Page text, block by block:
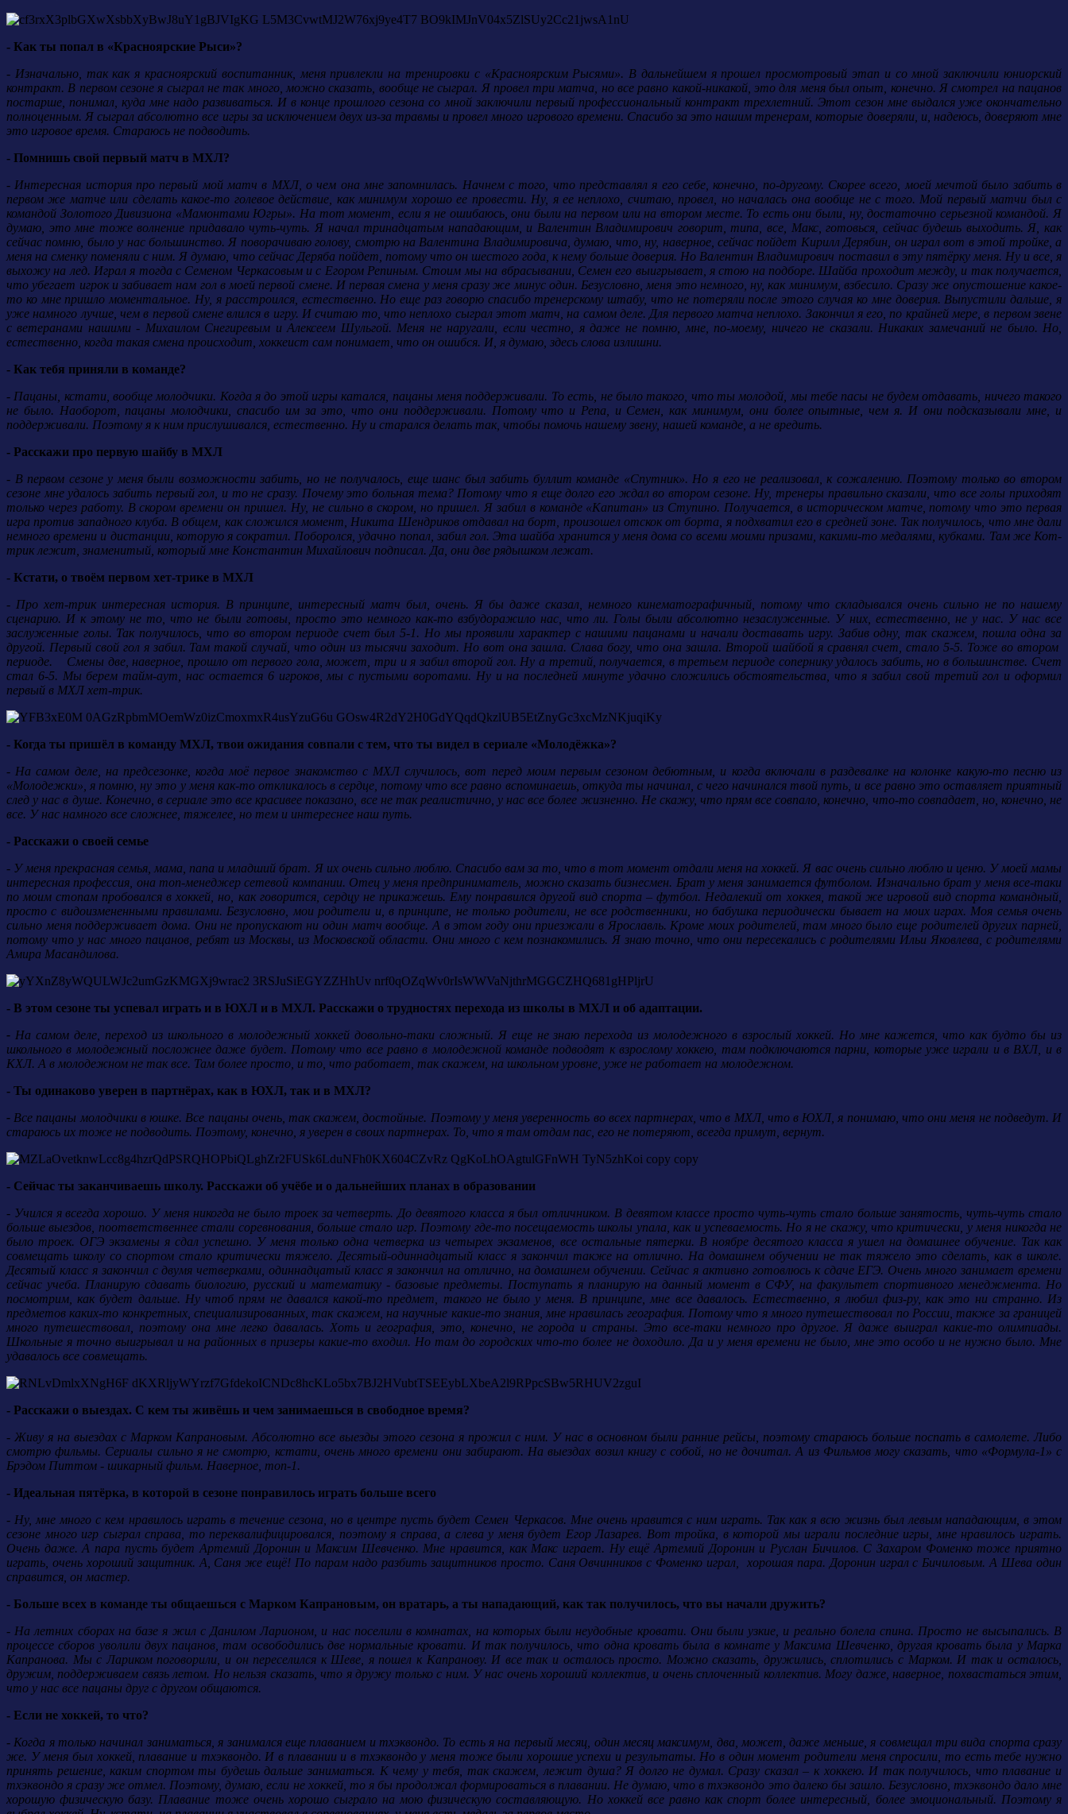
- Как ты попал в «Красноярские Рыси»?
- Изначально, так как я красноярский воспитанник, меня привлекли на тренировки с «Красноярским Рысями». В дальнейшем я прошел просмотровый этап и со мной заключили юниорский
контракт. В первом сезоне я сыграл не так много, можно сказать, вообще не сыграл. Я провел три матча, но все равно какой-никакой, это для меня был опыт, конечно. Я смотрел на пацанов
постарше, понимал, куда мне надо развиваться. И в конце прошлого сезона со мной заключили первый профессиональный контракт трехлетний. Этот сезон мне выдался уже окончательно
полноценным. Я сыграл абсолютно все игры за исключением двух из-за травмы и провел много игрового времени. Спасибо за это нашим тренерам, которые доверяли, и, надеюсь, доверяют мне
это игровое время. Стараюсь не подводить.
- Помнишь свой первый матч в МХЛ?
- Интересная история про первый мой матч в МХЛ, о чем она мне запомнилась. Начнем с того, что представлял я его себе, конечно, по-другому. Скорее всего, моей мечтой было забить в
первом же матче или сделать какое-то голевое действие, как минимум хорошо ее провести. Ну, я ее неплохо, считаю, провел, но началась она вообще не с того. Мой первый матчи был с
командой Золотого Дивизиона «Мамонтами Югры». На тот момент, если я не ошибаюсь, они были на первом или на втором месте. То есть они были, ну, достаточно серьезной командой. Я
думаю, это мне тоже волнение придавало чуть-чуть. Я начал тринадцатым нападающим, и Валентин Владимирович говорит, типа, все, Макс, готовься, сейчас будешь выходить. Я, как
сейчас помню, было у нас большинство. Я поворачиваю голову, смотрю на Валентина Владимировича, думаю, что, ну, наверное, сейчас пойдет Кирилл Дерябин, он играл вот в этой тройке, а
меня на сменку поменяли с ним. Я думаю, что сейчас Деряба пойдет, потому что он шестого года, к нему больше доверия. Но Валентин Владимирович поставил в эту пятёрку меня. Ну и все, я
выхожу на лед. Играл я тогда с Семеном Черкасовым и с Егором Репиным. Стоим мы на вбрасывании, Семен его выигрывает, я стою на подборе. Шайба проходит между, и так получается,
что убегает игрок и забивает нам гол в моей первой смене. И первая смена у меня сразу же минус один. Безусловно, меня это немного, ну, как минимум, взбесило. Сразу же опустошение какое-
то ко мне пришло моментальное. Ну, я расстроился, естественно. Но еще раз говорю спасибо тренерскому штабу, что не потеряли после этого случая ко мне доверия. Выпустили дальше, я
уже намного лучше, чем в первой смене влился в игру. И считаю то, что неплохо сыграл этот матч, на самом деле. Для первого матча неплохо. Закончил я его, по крайней мере, в первом звене
с ветеранами нашими - Михаилом Снегиревым и Алексеем Шульгой. Меня не наругали, если честно, я даже не помню, мне, по-моему, ничего не сказали. Никаких замечаний не было. Но,
естественно, когда такая смена происходит, хоккеист сам понимает, что он ошибся. И, я думаю, здесь слова излишни.
- Как тебя приняли в команде?
- Пацаны, кстати, вообще молодчики. Когда я до этой игры катался, пацаны меня поддерживали. То есть, не было такого, что ты молодой, мы тебе пасы не будем отдавать, ничего такого
не было. Наоборот, пацаны молодчики, спасибо им за это, что они поддерживали. Потому что и Репа, и Семен, как минимум, они более опытные, чем я. И они подсказывали мне, и
поддерживали. Поэтому я к ним прислушивался, естественно. Ну и старался делать так, чтобы помочь нашему звену, нашей команде, а не вредить.
- Расскажи про первую шайбу в МХЛ
- В первом сезоне у меня были возможности забить, но не получалось, еще шанс был забить буллит команде «Спутник». Но я его не реализовал, к сожалению. Поэтому только во втором
сезоне мне удалось забить первый гол, и то не сразу. Почему это больная тема? Потому что я еще долго его ждал во втором сезоне. Ну, тренеры правильно сказали, что все голы приходят
только через работу. В скором времени он пришел. Ну, не сильно в скором, но пришел. Я забил в команде «Капитан» из Ступино. Получается, в историческом матче, потому что это первая
игра против западного клуба. В общем, как сложился момент, Никита Шендриков отдавал на борт, произошел отскок от борта, я подхватил его в средней зоне. Так получилось, что мне дали
немного времени и дистанции, которую я сократил. Поборолся, удачно попал, забил гол. Эта шайба хранится у меня дома со всеми моими призами, какими-то медалями, кубками. Там же Кот-
трик лежит, знаменитый, который мне Константин Михайлович подписал. Да, они две рядышком лежат.
- Кстати, о твоём первом хет-трике в МХЛ
- Про хет-трик интересная история. В принципе, интересный матч был, очень. Я бы даже сказал, немного кинематографичный, потому что складывался очень сильно не по нашему
сценарию. И к этому не то, что не были готовы, просто это немного как-то взбудоражило нас, что ли. Голы были абсолютно незаслуженные. У них, естественно, не у нас. У нас все
заслуженные голы. Так получилось, что во втором периоде счет был 5-1. Но мы проявили характер с нашими пацанами и начали доставать игру. Забив одну, так скажем, пошла одна за
другой. Первый свой гол я забил. Там такой случай, что один из тысячи заходит. Но вот она зашла. Слава богу, что она зашла. Второй шайбой я сравнял счет, стало 5-5. Тоже во втором
периоде. Смены две, наверное, прошло от первого гола, может, три и я забил второй гол. Ну а третий, получается, в третьем периоде сопернику удалось забить, но в большинстве. Счет
стал 6-5. Мы берем тайм-аут, нас остается 6 игроков, мы с пустыми воротами. Ну и на последней минуте удачно сложились обстоятельства, что я забил свой третий гол и оформил
первый в МХЛ хет-трик.
- Когда ты пришёл в команду МХЛ, твои ожидания совпали с тем, что ты видел в сериале «Молодёжка»?
- На самом деле, на предсезонке, когда моё первое знакомство с МХЛ случилось, вот перед моим первым сезоном дебютным, и когда включали в раздевалке на колонке какую-то песню из
«Молодежки», я помню, ну это у меня как-то откликалось в сердце, потому что все равно вспоминаешь, откуда ты начинал, с чего начинался твой путь, и все равно это оставляет приятный
след у нас в душе. Конечно, в сериале это все красивее показано, все не так реалистично, у нас все более жизненно. Не скажу, что прям все совпало, конечно, что-то совпадает, но, конечно, не
все. У нас намного все сложнее, тяжелее, но тем и интереснее наш путь.
- Расскажи о своей семье
- У меня прекрасная семья, мама, папа и младший брат. Я их очень сильно люблю. Спасибо вам за то, что в тот момент отдали меня на хоккей. Я вас очень сильно люблю и ценю. У моей мамы
интересная профессия, она топ-менеджер сетевой компании. Отец у меня предприниматель, можно сказать бизнесмен. Брат у меня занимается футболом. Изначально брат у меня все-таки
по моим стопам пробовался в хоккей, но, как говорится, сердцу не прикажешь. Ему понравился другой вид спорта – футбол. Недалекий от хоккея, такой же игровой вид спорта командный,
просто с видоизмененными правилами. Безусловно, мои родители и, в принципе, не только родители, не все родственники, но бабушка периодически бывает на моих играх. Моя семья очень
сильно меня поддерживает дома. Они не пропускают ни один матч вообще. А в этом году они приезжали в Ярославль. Кроме моих родителей, там много было еще родителей других парней,
потому что у нас много пацанов, ребят из Москвы, из Московской области. Они много с кем познакомились. Я знаю точно, что они пересекались с родителями Ильи Яковлева, с родителями
Амира Масандилова.
- В этом сезоне ты успевал играть и в ЮХЛ и в МХЛ. Расскажи о трудностях перехода из школы в МХЛ и об адаптации.
- На самом деле, переход из школьного в молодежный хоккей довольно-таки сложный. Я еще не знаю перехода из молодежного в взрослый хоккей. Но мне кажется, что как будто бы из
школьного в молодежный посложнее даже будет. Потому что все равно в молодежной команде подводят к взрослому хоккею, там подключаются парни, которые уже играли и в ВХЛ, и в
КХЛ. А в молодежном не так все. Там более просто, и то, что работает, так скажем, на школьном уровне, уже не работает на молодежном.
- Ты одинаково уверен в партнёрах, как в ЮХЛ, так и в МХЛ?
- Все пацаны молодчики в юшке. Все пацаны очень, так скажем, достойные. Поэтому у меня уверенность во всех партнерах, что в МХЛ, что в ЮХЛ, я понимаю, что они меня не подведут. И
стараюсь их тоже не подводить. Поэтому, конечно, я уверен в своих партнерах. То, что я там отдам пас, его не потеряют, всегда примут, вернут.
- Сейчас ты заканчиваешь школу. Расскажи об учёбе и о дальнейших планах в образовании
- Учился я всегда хорошо. У меня никогда не было троек за четверть. До девятого класса я был отличником. В девятом классе просто чуть-чуть стало больше занятость, чуть-чуть стало
больше выездов, поответственнее стали соревнования, больше стало игр. Поэтому где-то посещаемость школы упала, как и успеваемость. Но я не скажу, что критически, у меня никогда не
было троек. ОГЭ экзамены я сдал успешно. У меня только одна четверка из четырех экзаменов, все остальные пятерки. В ноябре десятого класса я ушел на домашнее обучение. Так как
совмещать школу со спортом стало критически тяжело. Десятый-одиннадцатый класс я закончил также на отлично. На домашнем обучении не так тяжело это сделать, как в школе.
Десятый класс я закончил с двумя четверками, одиннадцатый класс я закончил на отлично, на домашнем обучении. Сейчас я активно готовлюсь к сдаче ЕГЭ. Очень много занимает времени
сейчас учеба. Планирую сдавать биологию, русский и математику - базовые предметы. Поступать я планирую на данный момент в СФУ, на факультет спортивного менеджмента. Но
посмотрим, как будет дальше. Ну чтоб прям не давался какой-то предмет, такого не было у меня. В принципе, мне все давалось. Естественно, я любил физ-ру, как это ни странно. Из
предметов каких-то конкретных, специализированных, так скажем, на научные какие-то знания, мне нравилась география. Потому что я много путешествовал по России, также за границей
много путешествовал, поэтому она мне легко давалась. Хоть и география, это, конечно, не города и страны. Это все-таки немного про другое. Я даже выиграл какие-то олимпиады.
Школьные я точно выигрывал и на районных в призеры какие-то входил. Но там до городских что-то более не доходило. Да и у меня времени не было, мне это особо и не нужно было. Мне
удавалось все совмещать.
- Расскажи о выездах. С кем ты живёшь и чем занимаешься в свободное время?
- Живу я на выездах с Марком Капрановым. Абсолютно все выезды этого сезона я прожил с ним. У нас в основном были ранние рейсы, поэтому стараюсь больше поспать в самолете. Либо
смотрю фильмы. Сериалы сильно я не смотрю, кстати, очень много времени они забирают. На выездах возил книгу с собой, но не дочитал. А из Фильмов могу сказать, что «Формула-1» с
Брэдом Питтом - шикарный фильм. Наверное, топ-1.
- Идеальная пятёрка, в которой в сезоне понравилось играть больше всего
- Ну, мне много с кем нравилось играть в течение сезона, но в центре пусть будет Семен Черкасов. Мне очень нравится с ним играть. Так как я всю жизнь был левым нападающим, в этом
сезоне много игр сыграл справа, то переквалифицировался, поэтому я справа, а слева у меня будет Егор Лазарев. Вот тройка, в которой мы играли последние игры, мне нравилось играть.
Очень даже. А пара пусть будет Артемий Доронин и Максим Шевченко. Мне нравится, как Макс играет. Ну ещё Артемий Доронин и Руслан Бичилов. С Захаром Фоменко тоже приятно
играть, очень хороший защитник. А, Саня же ещё! По парам надо разбить защитников просто. Саня Овчинников с Фоменко играл, хорошая пара. Доронин играл с Бичиловым. А Шева один
справится, он мастер.
- Больше всех в команде ты общаешься с Марком Капрановым, он вратарь, а ты нападающий, как так получилось, что вы начали дружить?
- На летних сборах на базе я жил с Данилом Ларионом, и нас поселили в комнатах, на которых были неудобные кровати. Они были узкие, и реально болела спина. Просто не высыпались. В
процессе сборов уволили двух пацанов, там освободились две нормальные кровати. И так получилось, что одна кровать была в комнате у Максима Шевченко, другая кровать была у Марка
Капранова. Мы с Лариком поговорили, и он переселился к Шеве, я пошел к Капранову. И все так и осталось просто. Можно сказать, дружились, сплотились с Марком. И так и осталось,
дружим, поддерживаем связь летом. Но нельзя сказать, что я дружу только с ним. У нас очень хороший коллектив, и очень сплоченный коллектив. Могу даже, наверное, похвастаться этим,
что у нас все пацаны друг с другом общаются.
- Если не хоккей, то что?
- Когда я только начинал заниматься, я занимался еще плаванием и тхэквондо. То есть я на первый месяц, один месяц максимум, два, может, даже меньше, я совмещал три вида спорта сразу
же. У меня был хоккей, плавание и тхэквондо. И в плавании и в тхэквондо у меня тоже были хорошие успехи и результаты. Но в один момент родители меня спросили, то есть тебе нужно
принять решение, каким спортом ты будешь дальше заниматься. К чему у тебя, так скажем, лежит душа? Я долго не думал. Сразу сказал – к хоккею. И так получилось, что плавание и
тхэквондо я сразу же отмел. Поэтому, думаю, если не хоккей, то я бы продолжал формироваться в плавании. Не думаю, что в тхэквондо это далеко бы зашло. Безусловно, тхэквондо дало мне
хорошую физическую базу. Плавание тоже очень хорошо сыграло на мою физическую составляющую. Но хоккей все равно как спорт более интересный, более эмоциональный. Поэтому я